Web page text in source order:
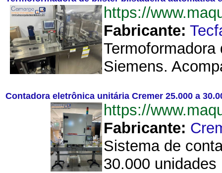
https://
Fabricante:
Siemens.
Contadora eletrônica unitária Cremer 25.000 a
https://
Fabricante:
Sistema de
30.000